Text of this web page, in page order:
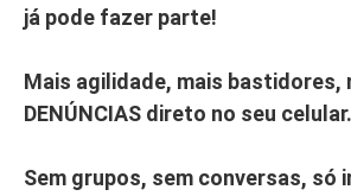
já pode fazer parte!
Mais agilidade, mais bastidores,
DENÚNCIAS direto no seu celular.
Sem grupos, sem conversas, só